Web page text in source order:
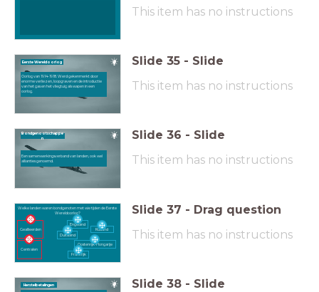
This item has no instructions
Eerste Wereldoorlog
Oorlog van 1914-1918. Werd gekenmerkt door
enorme verliezen, loopgraven en de introductie
van het gas en het vliegtuig als wapen in een
oorlog.
Slide 35 - Slide
This item has no instructions
Bondgenootschappe
n
Een samenwerkingsverband van landen, ook wel
allianties genoemd.
Slide 36 - Slide
This item has no instructions
Welke landen waren bondgenoten met wie tijden de Eerste
Wereldoorlog?
Geallieerden
Centralen
Engeland
Duitsland
Oostenrijk-Hongarije
Frankrijk
Rusland
Slide 37 - Drag question
This item has no instructions
Herstelbetalingen Slide 38 - Slide